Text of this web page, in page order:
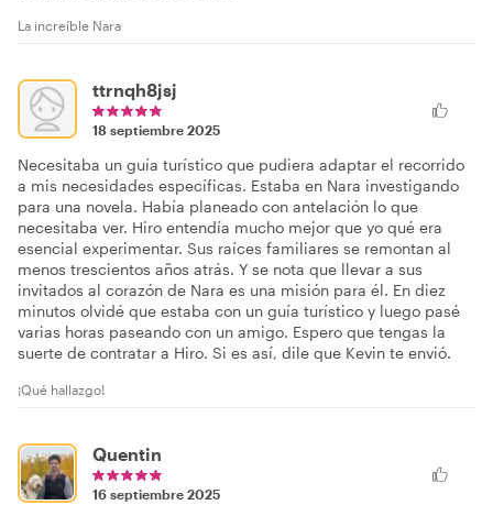
La increíble Nara
ttrnqh8jsj
18 septiembre 2025
Necesitaba un guía turístico que pudiera adaptar el recorrido
a mis necesidades específicas. Estaba en Nara investigando
para una novela. Había planeado con antelación lo que
necesitaba ver. Hiro entendía mucho mejor que yo qué era
esencial experimentar. Sus raíces familiares se remontan al
menos trescientos años atrás. Y se nota que llevar a sus
invitados al corazón de Nara es una misión para él. En diez
minutos olvidé que estaba con un guía turístico y luego pasé
varias horas paseando con un amigo. Espero que tengas la
suerte de contratar a Hiro. Si es así, dile que Kevin te envió.
¡Qué hallazgo!
Quentin
16 septiembre 2025